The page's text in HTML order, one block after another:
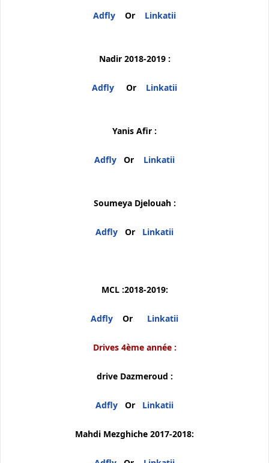
Adfly Or Linkatii
Nadir 2018-2019 :
Adfly Or Linkatii
Yanis Afir :
Adfly Or Linkatii
Soumeya Djelouah :
Adfly Or Linkatii
MCL :2018-2019:
Adfly Or Linkatii
Drives 4ème année :
drive Dazmeroud :
Adfly Or Linkatii
Mahdi Mezghiche 2017-2018: